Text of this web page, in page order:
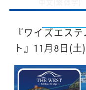
『ワイズエス
ト』11月8日(